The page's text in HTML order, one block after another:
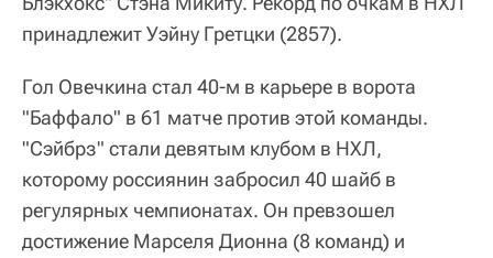
принадлежит Уэйну Гретцки (2857).
Гол Овечкина стал 40-м в карьере в ворота
"Баффало" в 61 матче против этой команды.
"Сэйбрз" стали девятым клубом в НХЛ,
которому россиянин забросил 40 шайб в
регулярных чемпионатах. Он превзошел
достижение Марселя Дионна (8 команд) и